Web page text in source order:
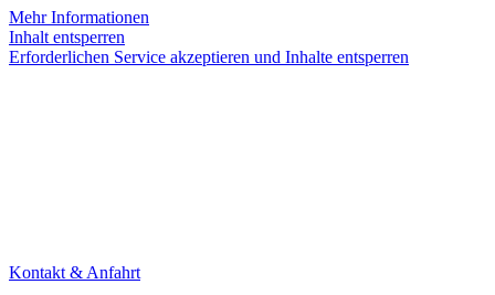
Mehr Informationen
Inhalt entsperren
Erforderlichen Service akzeptieren und Inhalte entsperren
Kontakt & Anfahrt